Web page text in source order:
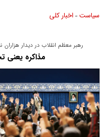
سیاست » اخبار کلی
رهبر معظم انقلاب در دیدار
مذاکره یعنی